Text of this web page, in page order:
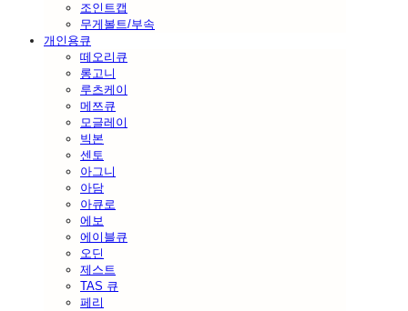
조인트캡
무게볼트/부속
개인용큐
떼오리큐
롱고니
루츠케이
메쯔큐
모글레이
빅본
센토
아그니
아담
아큐로
에보
에이블큐
오딘
제스트
TAS 큐
페리